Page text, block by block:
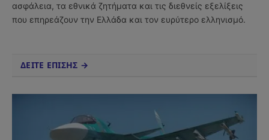
ασφάλεια, τα εθνικά ζητήματα και τις διεθνείς εξελίξεις
που επηρεάζουν την Ελλάδα και τον ευρύτερο ελληνισμό.
ΔΕΙΤΕ ΕΠΙΣΗΣ →